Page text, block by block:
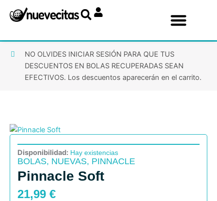
NO OLVIDES INICIAR SESIÓN PARA QUE TUS
DESCUENTOS EN BOLAS RECUPERADAS SEAN
EFECTIVOS. Los descuentos aparecerán en el carrito.
Disponibilidad: Hay existencias
BOLAS, NUEVAS, PINNACLE
Pinnacle Soft
21,99 €